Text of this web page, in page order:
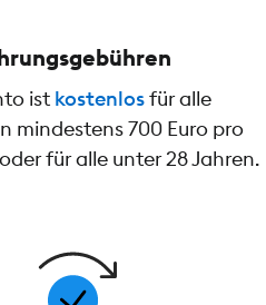
ist kostenlosfür alle
mindestens 700 Euro pro
für alle unter 28 Jahren.